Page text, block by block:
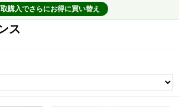
購入でさらにお得に買い替え
ス